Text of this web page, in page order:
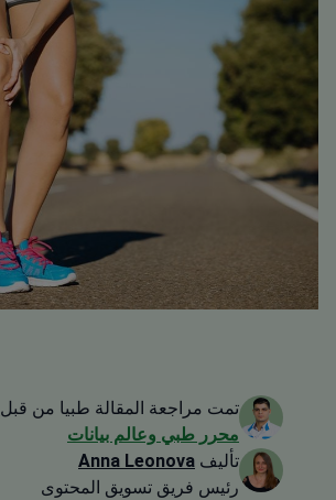
تمت مراجعة المقالة طبيا من قبل
محرر طبي وعالم بيانات
تأليف Anna Leonova
رئيس فريق تسويق المحتوى